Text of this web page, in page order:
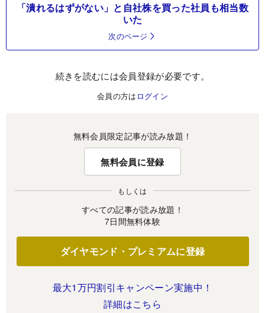
「潰れるはずがない」と自社株を買った社員も相当数
いた
次のページ
続きを読むには会員登録が必要です。
会員の方は ログイン
無料会員限定記事が読み放題！
無料会員に登録
もしくは
すべての記事が読み放題！
7日間無料体験
ダイヤモンド・プレミアムに登録
最大1万円割引キャンペーン実施中！
詳細はこちら